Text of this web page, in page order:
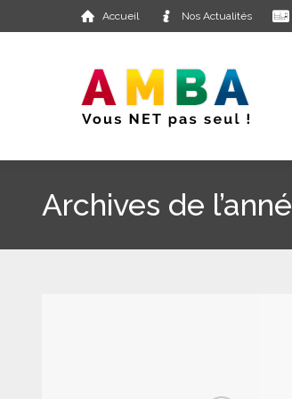
Accueil Nos Actualités
Archives de